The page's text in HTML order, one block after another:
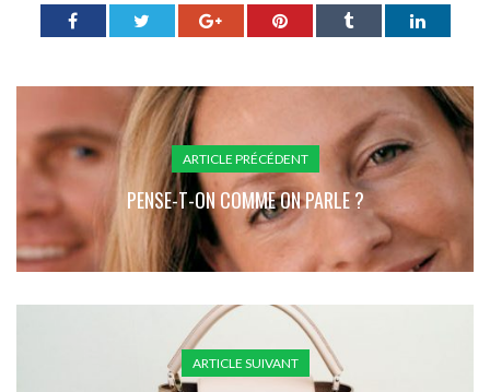
ARTICLE PRÉCÉDENT
PENSE-T-ON COMME ON PARLE ?
ARTICLE SUIVANT